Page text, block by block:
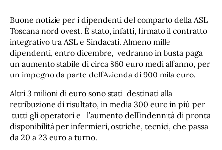
Buone notizie per i dipendenti del comparto della ASL
Toscana nord ovest. È stato, infatti, firmato il contratto
integrativo tra ASL e Sindacati. Almeno mille
dipendenti, entro dicembre, vedranno in busta paga
un aumento stabile di circa 860 euro medi all’anno, per
un impegno da parte dell’Azienda di 900 mila euro.
Altri 3 milioni di euro sono stati destinati alla
retribuzione di risultato, in media 300 euro in più per
tutti gli operatori e l’aumento dell’indennità di pronta
disponibilità per infermieri, ostriche, tecnici, che passa
da 20 a 23 euro a turno.